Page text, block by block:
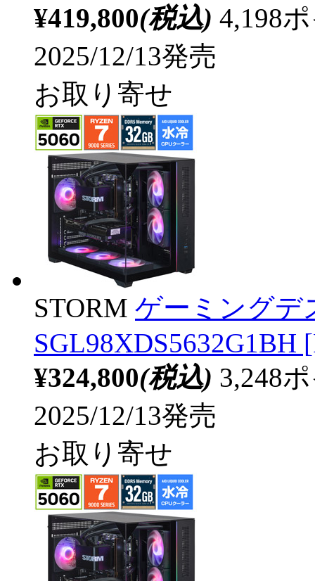
¥419,800(税込) 4,198
2025/12/13発売
お取り寄せ
STORM ゲーミングデ
SGL98XDS5632G1BH
¥324,800(税込) 3,248
2025/12/13発売
お取り寄せ